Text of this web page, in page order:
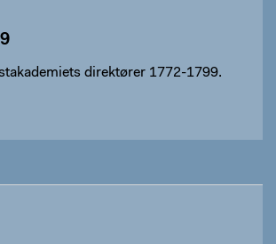
direktører 1772-1799.